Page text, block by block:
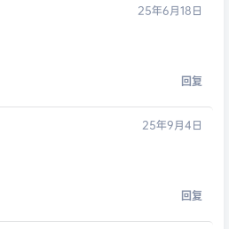
25年6月18日
回复
25年9月4日
回复